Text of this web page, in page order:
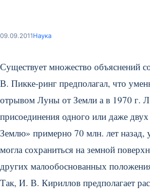
09.09.2011Наука
Существует множество объяснений
В. Пикке-ринг предполагал, что
отрывом Луны от Земли а в 1970 г.
присоединения одного или даже
Землю» примерно 70 млн. лет назад,
могла сохраниться на земной
других малообоснованных
Так, И. В. Кириллов предполагает